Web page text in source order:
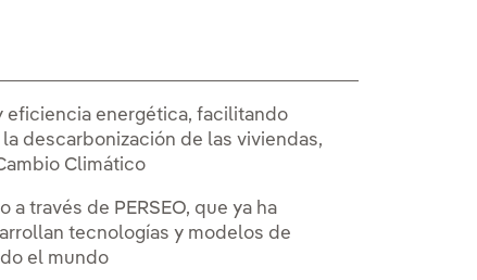
energética, facilitando
descarbonización de las viviendas,
Climático
través de PERSEO, que ya ha
tecnologías y modelos de
el mundo